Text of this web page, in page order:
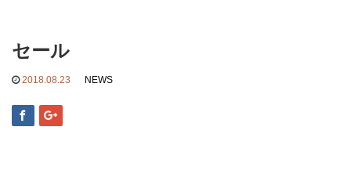
セール
2018.08.23 NEWS